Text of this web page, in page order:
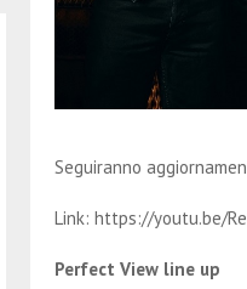
Seguiranno
Link: https://youtu.be/
Perfect View line up